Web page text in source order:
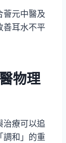
薈元中醫及
善耳水不平
物理
治療可以追
調和」的重